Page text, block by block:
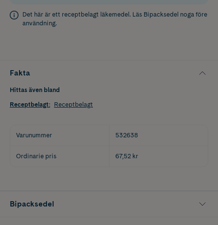
Det här är ett receptbelagt läkemedel. Läs Bipacksedel noga före
användning.
Fakta
Hittas även bland
Receptbelagt: Receptbelagt
Varunummer 532638
Ordinarie pris 67,52 kr
Bipacksedel